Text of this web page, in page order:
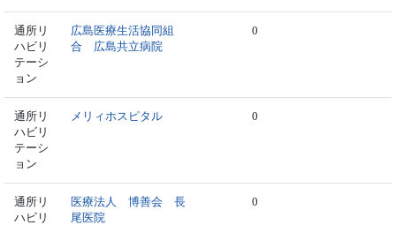
通所リ
ハビリ
テーシ
ョン
広島医療生活協同組
合 広島共立病院
0
通所リ
ハビリ
テーシ
ョン
メリィホスピタル 0
通所リ
ハビリ
医療法人 博善会 長
尾医院
0